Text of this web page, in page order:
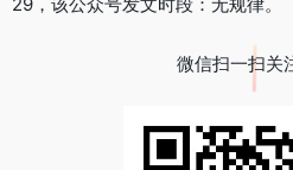
微信扫一扫关